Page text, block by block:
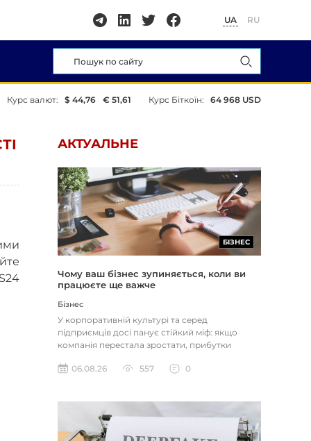
UA RU
Курс валют: $ 44,76 € 51,61 Курс Біткоїн: 64 968 USD
АКТУАЛЬНЕ
БІЗНЕС
Чому ваш бізнес зупиняється, коли ви
працюєте ще важче
Бізнес
У корпоративній культурі та серед
підприємців досі панує стійкий міф: якщо
компанія перестала зростати, прибутки
06.08.26
557 0